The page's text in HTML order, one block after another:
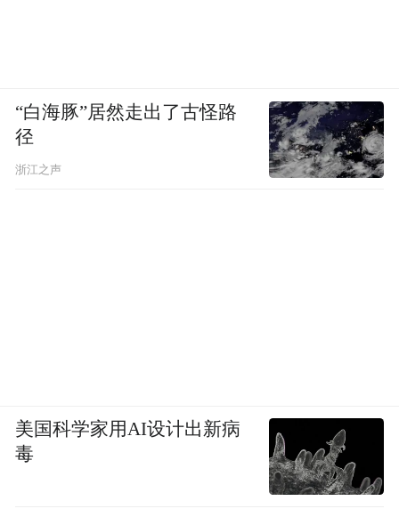
“白海豚”居然走出了古怪路
径
浙江之声
美国科学家用AI设计出新病
毒